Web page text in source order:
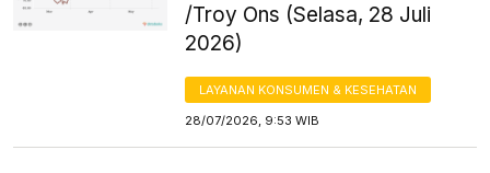
/Troy Ons (Selasa, 28 Juli
2026)
LAYANAN KONSUMEN & KESEHATAN
28/07/2026, 9:53 WIB